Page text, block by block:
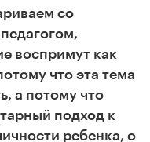
со
воспримут как
что эта тема
а потому что
подход к
ребенка, о